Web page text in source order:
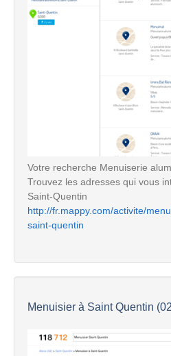
Votre recherche Menuiserie
Trouvez les adresses qui vous
Saint-Quentin
http://fr.mappy.com/activite/
saint-quentin
Menuisier à Saint Quentin